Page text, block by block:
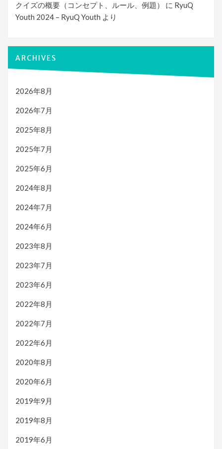
クイズの概要（コンセプト、ルール、例題） に RyuQ
Youth 2024 – RyuQ Youth より
ARCHIVES
2026年8月
2026年7月
2025年8月
2025年7月
2025年6月
2024年8月
2024年7月
2024年6月
2023年8月
2023年7月
2023年6月
2022年8月
2022年7月
2022年6月
2020年8月
2020年6月
2019年9月
2019年8月
2019年6月